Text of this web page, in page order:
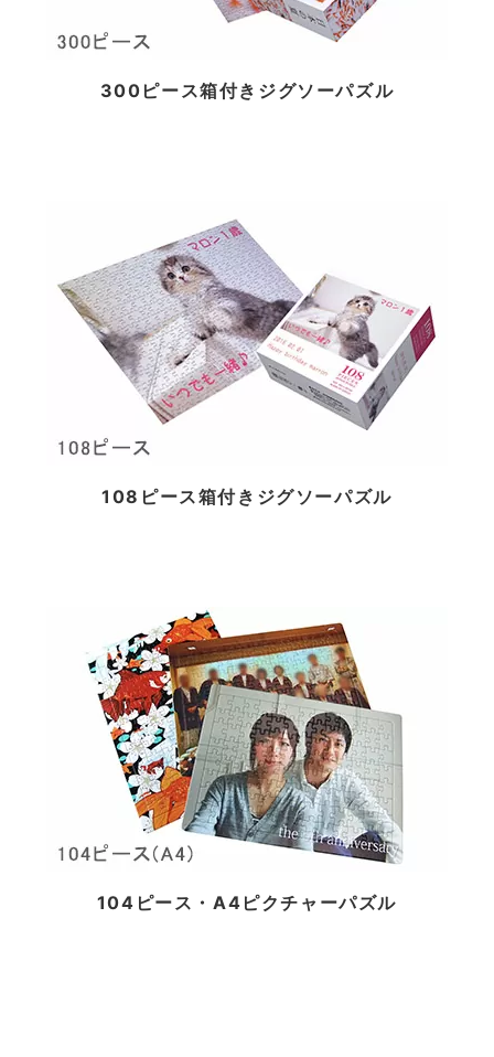
300ピース箱付きジグソーパズル
108ピース箱付きジグソーパズル
104ピース・A4ピクチャーパズル